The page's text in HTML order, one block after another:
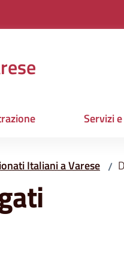
Servizi
Italiani a Varese /